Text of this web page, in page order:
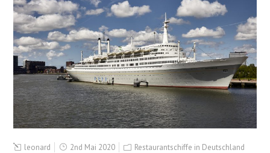
leonard 2nd Mai 2020 Restaurantschiffe in Deutschland